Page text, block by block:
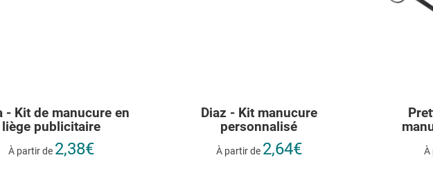
- Kit de manucure en
liège publicitaire
À partir de 2,38€
Diaz - Kit manucure
personnalisé
À partir de 2,64€ À